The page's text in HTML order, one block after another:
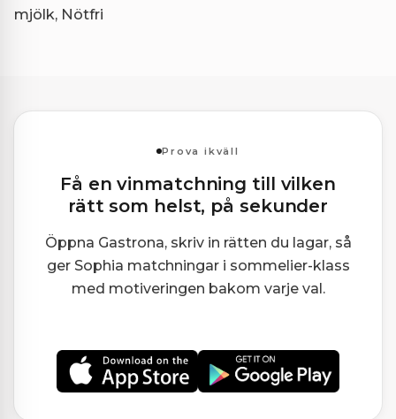
mjölk, Nötfri
Prova ikväll
Få en vinmatchning till vilken
rätt som helst, på sekunder
Öppna Gastrona, skriv in rätten du lagar, så
ger Sophia matchningar i sommelier-klass
med motiveringen bakom varje val.